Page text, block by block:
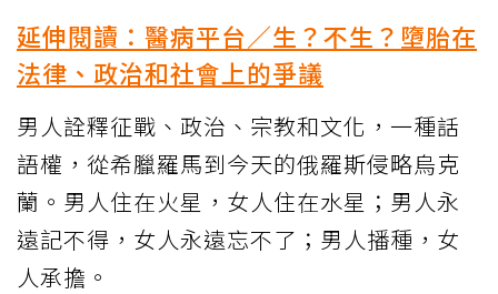
延伸閱讀：醫病平台／生？不生？墮胎在
法律、政治和社會上的爭議
男人詮釋征戰、政治、宗教和文化，一種話
語權，從希臘羅馬到今天的俄羅斯侵略烏克
蘭。男人住在火星，女人住在水星；男人永
遠記不得，女人永遠忘不了；男人播種，女
人承擔。